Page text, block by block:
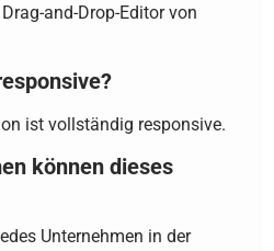
and-Drop-Editor von
ist vollständig responsive.
können dieses
Unternehmen in der